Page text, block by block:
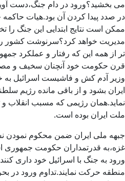
می بخشید؟ورود در دام جنگ،دست
در صدد پیدا کردن آن بود.هیات حاکمه
ممکن است نتایج ابتدایی این جنگ را
مدیریت خواهد کرد؟سرنوشت کشور را
تر از همه این که رفتار و عملکرد
قرن حکومت خود آنچنان سخیف و
وزیر آدم کش و فاشیست اسرائیل
ایران بشود و از باقی مانده رژیم
نماید.همان رژیمی که مسبب انقلاب
ملت ایران بوده است.
جبهه ملی ایران ضمن محکوم نمودن
غزه،به قدرتمداران حکومت جمهوری
ورود به جنگ با اسرائیل خود داری
منطقه حرکت نمایند.تداوم ورود در